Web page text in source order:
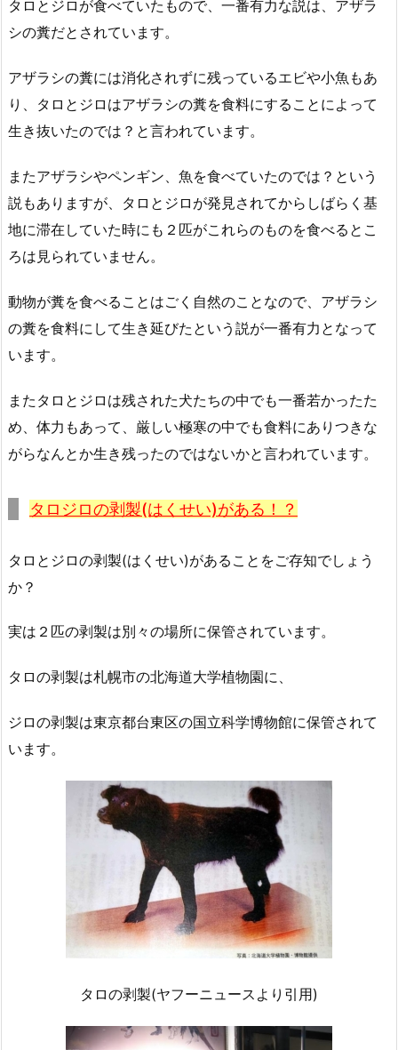
タロとジロが食べていたもので、一番有力な説は、アザラ
シの糞だとされています。
アザラシの糞には消化されずに残っているエビや小魚もあ
り、タロとジロはアザラシの糞を食料にすることによって
生き抜いたのでは？と言われています。
またアザラシやペンギン、魚を食べていたのでは？という
説もありますが、タロとジロが発見されてからしばらく基
地に滞在していた時にも２匹がこれらのものを食べるとこ
ろは見られていません。
動物が糞を食べることはごく自然のことなので、アザラシ
の糞を食料にして生き延びたという説が一番有力となって
います。
またタロとジロは残された犬たちの中でも一番若かったた
め、体力もあって、厳しい極寒の中でも食料にありつきな
がらなんとか生き残ったのではないかと言われています。
タロジロの剥製(はくせい)がある！？
タロとジロの剥製(はくせい)があることをご存知でしょう
か？
実は２匹の剥製は別々の場所に保管されています。
タロの剥製は札幌市の北海道大学植物園に、
ジロの剥製は東京都台東区の国立科学博物館に保管されて
います。
タロの剥製(ヤフーニュースより引用)